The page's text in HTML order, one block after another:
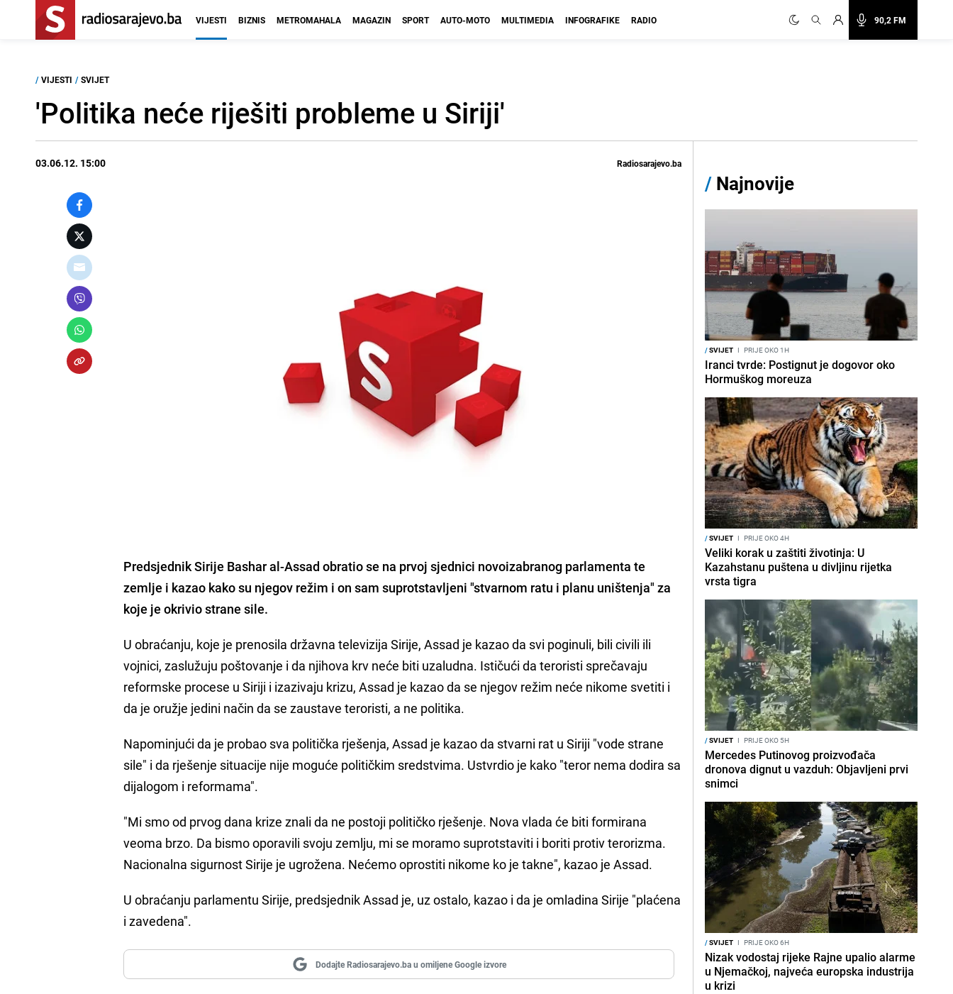
90,2 FM
VIJESTI BIZNIS METROMAHALA MAGAZIN SPORT AUTO-MOTO MULTIMEDIA INFOGRAFIKE RADIO
/ VIJESTI / SVIJET
'Politika neće riješiti probleme u Siriji'
03.06.12. 15:00 Radiosarajevo.ba
Predsjednik Sirije Bashar al-Assad obratio se na prvoj sjednici novoizabranog parlamenta te
zemlje i kazao kako su njegov režim i on sam suprotstavljeni "stvarnom ratu i planu uništenja" za
koje je okrivio strane sile.
U obraćanju, koje je prenosila državna televizija Sirije, Assad je kazao da svi poginuli, bili civili ili
vojnici, zaslužuju poštovanje i da njihova krv neće biti uzaludna. Ističući da teroristi sprečavaju
reformske procese u Siriji i izazivaju krizu, Assad je kazao da se njegov režim neće nikome svetiti i
da je oružje jedini način da se zaustave teroristi, a ne politika.
Napominjući da je probao sva politička rješenja, Assad je kazao da stvarni rat u Siriji "vode strane
sile" i da rješenje situacije nije moguće političkim sredstvima. Ustvrdio je kako "teror nema dodira sa
dijalogom i reformama".
"Mi smo od prvog dana krize znali da ne postoji političko rješenje. Nova vlada će biti formirana
veoma brzo. Da bismo oporavili svoju zemlju, mi se moramo suprotstaviti i boriti protiv terorizma.
Nacionalna sigurnost Sirije je ugrožena. Nećemo oprostiti nikome ko je takne", kazao je Assad.
U obraćanju parlamentu Sirije, predsjednik Assad je, uz ostalo, kazao i da je omladina Sirije "plaćena
i zavedena".
Dodajte Radiosarajevo.ba u omiljene Google izvore
/ Najnovije
/SVIJET I PRIJE OKO 1H
Iranci tvrde: Postignut je dogovor oko
Hormuškog moreuza
/SVIJET I PRIJE OKO 4H
Veliki korak u zaštiti životinja: U
Kazahstanu puštena u divljinu rijetka
vrsta tigra
/SVIJET I PRIJE OKO 5H
Mercedes Putinovog proizvođača
dronova dignut u vazduh: Objavljeni prvi
snimci
/SVIJET I PRIJE OKO 6H
Nizak vodostaj rijeke Rajne upalio alarme
u Njemačkoj, najveća europska industrija
u krizi